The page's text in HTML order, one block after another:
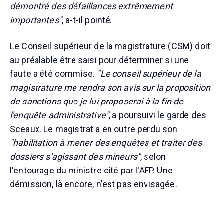
démontré des défaillances extrêmement
importantes", a-t-il pointé.
Le Conseil supérieur de la magistrature (CSM) doit
au préalable être saisi pour déterminer si une
faute a été commise. "Le conseil supérieur de la
magistrature me rendra son avis sur la proposition
de sanctions que je lui proposerai à la fin de
l'enquête administrative", a poursuivi le garde des
Sceaux. Le magistrat a en outre perdu son
"habilitation à mener des enquêtes et traiter des
dossiers s'agissant des mineurs", selon
l'entourage du ministre cité par l'AFP. Une
démission, là encore, n'est pas envisagée.